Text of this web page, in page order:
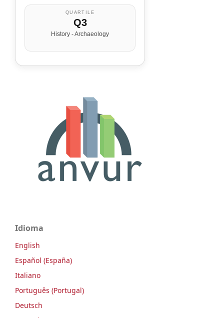
QUARTILE
Q3
History - Archaeology
Idioma
English
Español (España)
Italiano
Português (Portugal)
Deutsch